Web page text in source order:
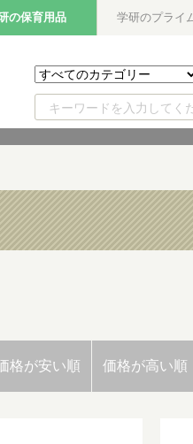
の保育用品 学研のプライ
格が安い順 価格が高い順